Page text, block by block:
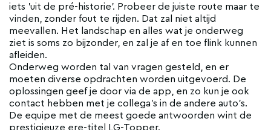
iets 'uit de pré-historie'. Probeer de juiste route maar te
vinden, zonder fout te rijden. Dat zal niet altijd
meevallen. Het landschap en alles wat je onderweg
ziet is soms zo bijzonder, en zal je af en toe flink kunnen
afleiden.
Onderweg worden tal van vragen gesteld, en er
moeten diverse opdrachten worden uitgevoerd. De
oplossingen geef je door via de app, en zo kun je ook
contact hebben met je collega's in de andere auto's.
De equipe met de meest goede antwoorden wint de
prestigieuze ere-titel LG-Topper.